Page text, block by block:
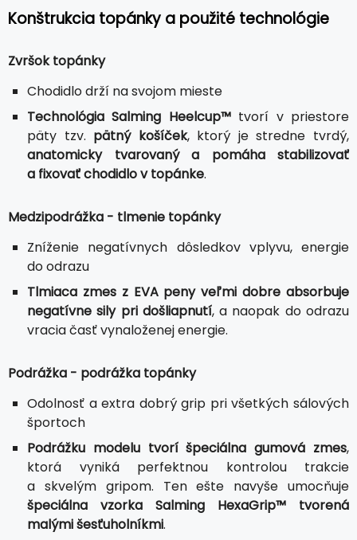
Konštrukcia topánky a použité technológie
Zvršok topánky
Chodidlo drží na svojom mieste
Technológia Salming Heelcup™tvorí v priestore
päty tzv. pätný košíček, ktorý je stredne tvrdý,
anatomicky tvarovaný a pomáha stabilizovať
a fixovať chodidlo v topánke.
Medzipodrážka - tlmenie topánky
Zníženie negatívnych dôsledkov vplyvu, energie
do odrazu
Tlmiaca zmes z EVA peny veľmi dobre absorbuje
negatívne sily pri došliapnutí, a naopak do odrazu
vracia časť vynaloženej energie.
Podrážka - podrážka topánky
Odolnosť a extra dobrý grip pri všetkých sálových
športoch
Podrážku modelu tvorí špeciálna gumová zmes,
ktorá vyniká perfektnou kontrolou trakcie
a skvelým gripom. Ten ešte navyše umocňuje
špeciálna vzorka Salming HexaGrip™ tvorená
malými šesťuholníkmi.